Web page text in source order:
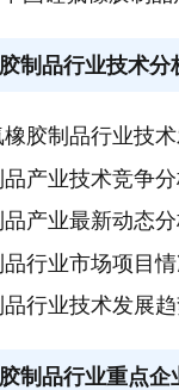
制品行业技术分
胶制品行业技
产业技术竞争
产业最新动态
行业市场项目
行业技术发展
制品行业重点企